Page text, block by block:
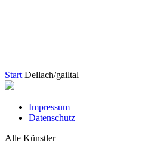
Start Dellach/gailtal
Impressum
Datenschutz
Alle Künstler